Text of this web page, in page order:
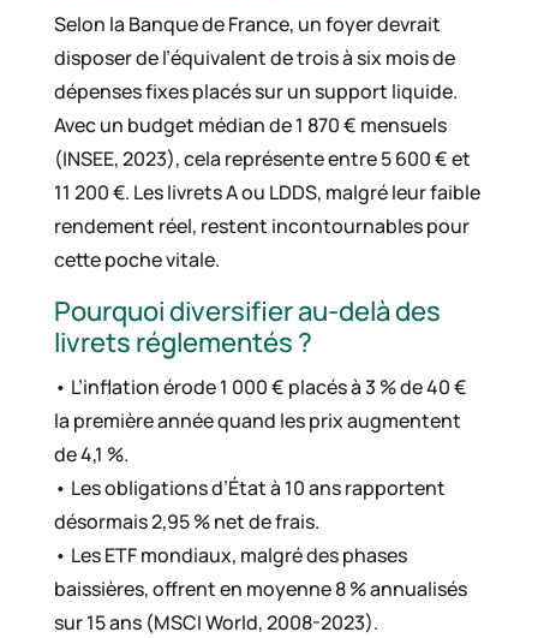
Selon la Banque de France, un foyer devrait
disposer de l’équivalent de trois à six mois de
dépenses fixes placés sur un support liquide.
Avec un budget médian de 1 870 € mensuels
(INSEE, 2023), cela représente entre 5 600 € et
11 200 €. Les livrets A ou LDDS, malgré leur faible
rendement réel, restent incontournables pour
cette poche vitale.
Pourquoi diversifier au-delà des
livrets réglementés ?
• L’inflation érode 1 000 € placés à 3 % de 40 €
la première année quand les prix augmentent
de 4,1 %.
• Les obligations d’État à 10 ans rapportent
désormais 2,95 % net de frais.
• Les ETF mondiaux, malgré des phases
baissières, offrent en moyenne 8 % annualisés
sur 15 ans (MSCI World, 2008-2023).